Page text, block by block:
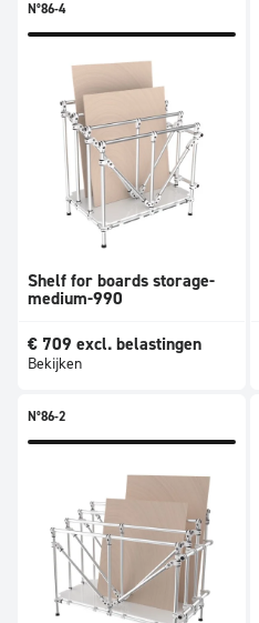
N°86-4
Shelf for boards storage-
medium-990
€ 709 excl. belastingen
Bekijken
N°86-2